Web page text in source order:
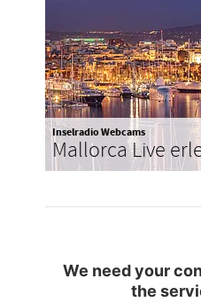
Inselradio Webcams
Mallorca Live
We need your
the